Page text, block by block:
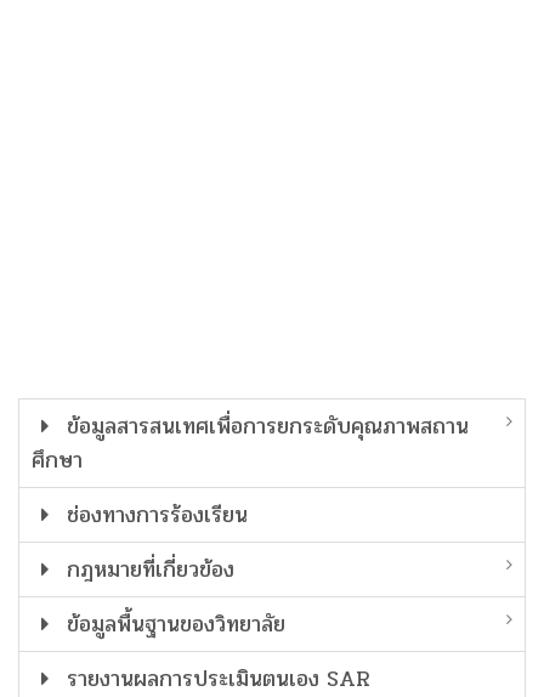
ข้อมูลสารสนเทศเพื่อการยกระดับคุณภาพสถาน
ศึกษา
ช่องทางการร้องเรียน
กฎหมายที่เกี่ยวข้อง
ข้อมูลพื้นฐานของวิทยาลัย
รายงานผลการประเมินตนเอง SAR